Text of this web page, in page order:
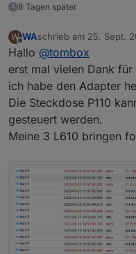
tapo.0
tapo.0
2023-09-16
tapo.0
2023-09-16
tapo.0
2023-09-16
tapo.0
2023-09-16
tapo.0
8 Tagen später
W
Offline
WAschrieb am 25. Sept.
zuletzt editiert von
Hallo @tombox
erst mal vielen Dank
ich habe den Adapter
Die Steckdose P110
gesteuert werden.
Meine 3 L610 bringen